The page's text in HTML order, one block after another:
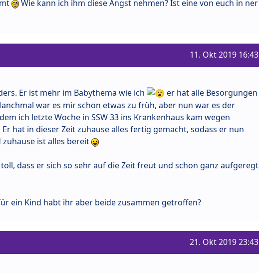
Wie kann ich ihm diese Angst nehmen? Ist eine von euch in ner
11. Okt 2019 16:43
Er ist mehr im Babythema wie ich
er hat alle Besorgungen
war es mir schon etwas zu früh, aber nun war es der
ich letzte Woche in SSW 33 ins Krankenhaus kam wegen
hat in dieser Zeit zuhause alles fertig gemacht, sodass er nun
ist alles bereit
dass er sich so sehr auf die Zeit freut und schon ganz aufgeregt
ein Kind habt ihr aber beide zusammen getroffen?
21. Okt 2019 23:43